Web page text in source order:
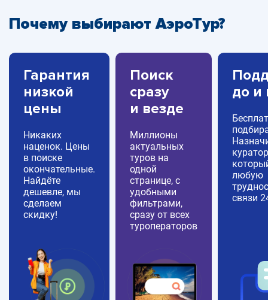
Почему выбирают АэроТур?
Гарантия
низкой
цены
Никаких
наценок. Цены
в поиске
окончательные.
Найдёте
дешевле, мы
сделаем
скидку!
Поиск
сразу
и везде
Миллионы
актуальных
туров на
одной
странице, с
удобными
фильтрами,
сразу от всех
туроператоров
до и
любую
связи